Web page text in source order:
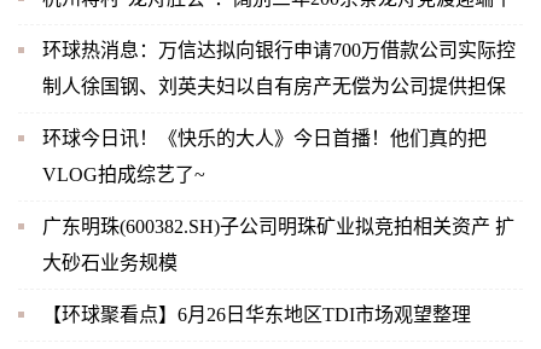
环球热消息：万信达拟向银行申请700万借款公司实际控
制人徐国钢、刘英夫妇以自有房产无偿为公司提供担保
环球今日讯！《快乐的大人》今日首播！他们真的把
VLOG拍成综艺了~
广东明珠(600382.SH)子公司明珠矿业拟竞拍相关资产 扩
大砂石业务规模
【环球聚看点】6月26日华东地区TDI市场观望整理